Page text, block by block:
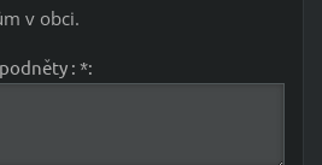
v obci.
: *: